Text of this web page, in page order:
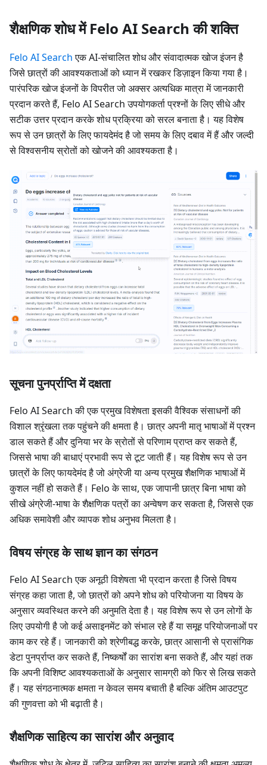
शैक्षणिक शोध में Felo AI Search की शक्ति
Felo AI Searchएक AI-संचालित शोध और संवादात्मक खोज इंजन है
जिसे छात्रों की आवश्यकताओं को ध्यान में रखकर डिज़ाइन किया गया है।
पारंपरिक खोज इंजनों के विपरीत जो अक्सर अत्यधिक मात्रा में जानकारी
प्रदान करते हैं, Felo AI Search उपयोगकर्ता प्रश्नों के लिए सीधे और
सटीक उत्तर प्रदान करके शोध प्रक्रिया को सरल बनाता है। यह विशेष
रूप से उन छात्रों के लिए फायदेमंद है जो समय के लिए दबाव में हैं और जल्दी
से विश्वसनीय स्रोतों को खोजने की आवश्यकता है।
सूचना पुनर्प्राप्ति में दक्षता
Felo AI Search की एक प्रमुख विशेषता इसकी वैश्विक संसाधनों की
विशाल श्रृंखला तक पहुंचने की क्षमता है। छात्र अपनी मातृ भाषाओं में प्रश्न
डाल सकते हैं और दुनिया भर के स्रोतों से परिणाम प्राप्त कर सकते हैं,
जिससे भाषा की बाधाएं प्रभावी रूप से टूट जाती हैं। यह विशेष रूप से उन
छात्रों के लिए फायदेमंद है जो अंग्रेजी या अन्य प्रमुख शैक्षणिक भाषाओं में
कुशल नहीं हो सकते हैं। Felo के साथ, एक जापानी छात्र बिना भाषा को
सीखे अंग्रेजी-भाषा के शैक्षणिक पत्रों का अन्वेषण कर सकता है, जिससे एक
अधिक समावेशी और व्यापक शोध अनुभव मिलता है।
विषय संग्रह के साथ ज्ञान का संगठन
Felo AI Search एक अनूठी विशेषता भी प्रदान करता है जिसे विषय
संग्रह कहा जाता है, जो छात्रों को अपने शोध को परियोजना या विषय के
अनुसार व्यवस्थित करने की अनुमति देता है। यह विशेष रूप से उन लोगों के
लिए उपयोगी है जो कई असाइनमेंट को संभाल रहे हैं या समूह परियोजनाओं पर
काम कर रहे हैं। जानकारी को श्रेणीबद्ध करके, छात्र आसानी से प्रासंगिक
डेटा पुनर्प्राप्त कर सकते हैं, निष्कर्षों का सारांश बना सकते हैं, और यहां तक
कि अपनी विशिष्ट आवश्यकताओं के अनुसार सामग्री को फिर से लिख सकते
हैं। यह संगठनात्मक क्षमता न केवल समय बचाती है बल्कि अंतिम आउटपुट
की गुणवत्ता को भी बढ़ाती है।
शैक्षणिक साहित्य का सारांश और अनुवाद